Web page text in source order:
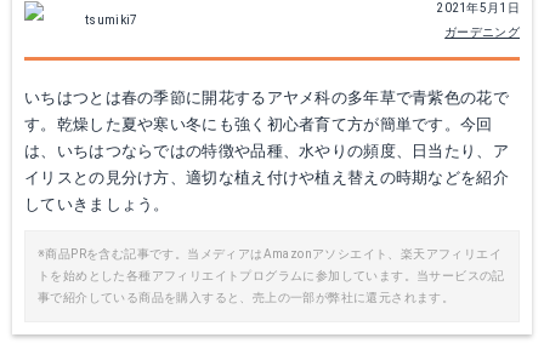
2021年5月1日
ガーデニング
tsumiki7
いちはつとは春の季節に開花するアヤメ科の多年草で青紫色の花で
す。乾燥した夏や寒い冬にも強く初心者育て方が簡単です。今回
は、いちはつならではの特徴や品種、水やりの頻度、日当たり、ア
イリスとの見分け方、適切な植え付けや植え替えの時期などを紹介
していきましょう。
※商品PRを含む記事です。当メディアはAmazonアソシエイト、楽天アフィリエイ
トを始めとした各種アフィリエイトプログラムに参加しています。当サービスの記
事で紹介している商品を購入すると、売上の一部が弊社に還元されます。